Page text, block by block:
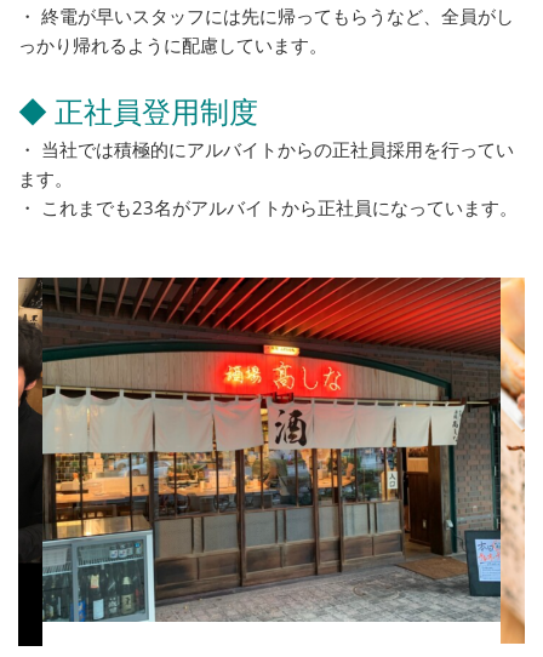
・ 終電が早いスタッフには先に帰ってもらうなど、全員がし
っかり帰れるように配慮しています。
◆ 正社員登用制度
・ 当社では積極的にアルバイトからの正社員採用を行ってい
ます。
・ これまでも23名がアルバイトから正社員になっています。